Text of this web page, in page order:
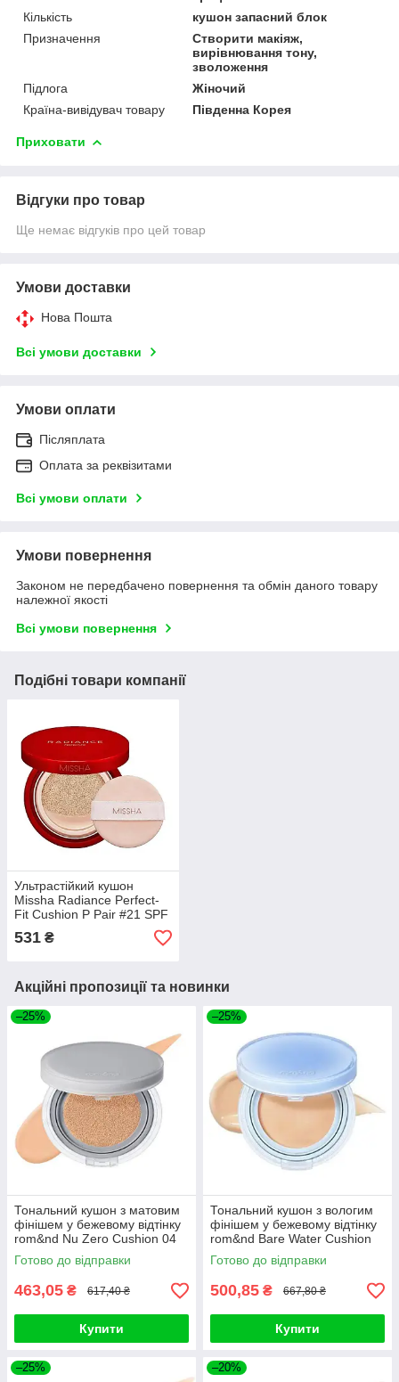
Кількість
кушон запасний блок
Призначення
Створити макіяж,
вирівнювання тону,
зволоження
Підлога
Жіночий
Країна-вивідувач товару
Південна Корея
Приховати
Відгуки про товар
Ще немає відгуків про цей товар
Умови доставки
Нова Пошта
Всі умови доставки
Умови оплати
Післяплата
Оплата за реквізитами
Всі умови оплати
Умови повернення
Законом не передбачено повернення та обмін даного товару
належної якості
Всі умови повернення
Подібні товари компанії
Ультрастійкий кушон
Missha Radiance Perfect-
Fit Cushion P Pair #21 SPF
50+ PA+++ 15g
531 ₴
Акційні пропозиції та новинки
–25%
Тональний кушон з матовим
фінішем у бежевому відтінку
rom&nd Nu Zero Cushion 04
Beige 23 SPF24 PA++
Готово до відправки
463,05 ₴ 617,40 ₴
Купити
–25%
Тональний кушон з вологим
фінішем у бежевому відтінку
rom&nd Bare Water Cushion
04 Beige 23 SPF38 PA
Готово до відправки
500,85 ₴ 667,80 ₴
Купити
–25% –20%